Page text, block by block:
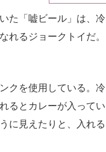
た「嘘ビール」は、冷
れるジョークトイだ。
クを使用している。冷
るとカレーが入ってい
に見えたりと、入れる